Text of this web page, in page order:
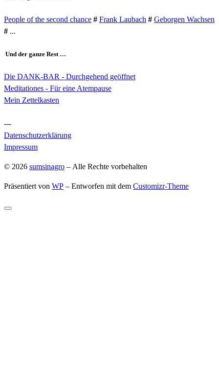
People of the second chance # Frank Laubach # Geborgen Wachsen
# ...
Und der ganze Rest …
Die DANK-BAR - Durchgehend geöffnet
Meditationes - Für eine Atempause
Mein Zettelkasten
---
Datenschutzerklärung
Impressum
© 2026 sumsinagro – Alle Rechte vorbehalten
Präsentiert von WP – Entworfen mit dem Customizr-Theme